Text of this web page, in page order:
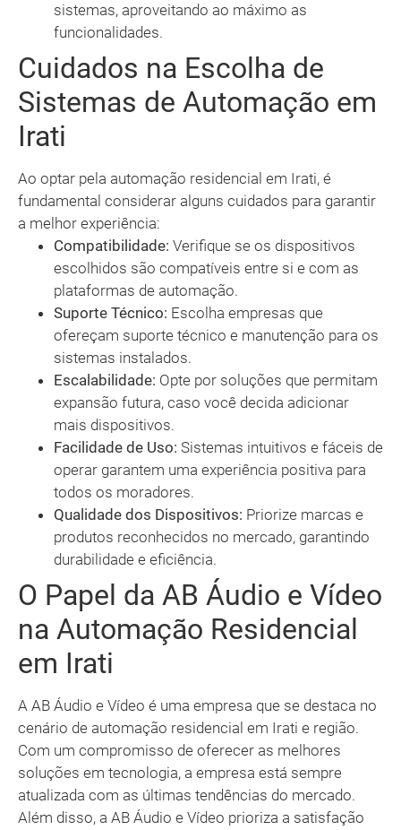
sistemas, aproveitando ao máximo as
funcionalidades.
Cuidados na Escolha de
Sistemas de Automação em
Irati
Ao optar pela automação residencial em Irati, é
fundamental considerar alguns cuidados para garantir
a melhor experiência:
Compatibilidade: Verifique se os dispositivos
escolhidos são compatíveis entre si e com as
plataformas de automação.
Suporte Técnico: Escolha empresas que
ofereçam suporte técnico e manutenção para os
sistemas instalados.
Escalabilidade: Opte por soluções que permitam
expansão futura, caso você decida adicionar
mais dispositivos.
Facilidade de Uso: Sistemas intuitivos e fáceis de
operar garantem uma experiência positiva para
todos os moradores.
Qualidade dos Dispositivos: Priorize marcas e
produtos reconhecidos no mercado, garantindo
durabilidade e eficiência.
O Papel da AB Áudio e Vídeo
na Automação Residencial
em Irati
A AB Áudio e Vídeo é uma empresa que se destaca no
cenário de automação residencial em Irati e região.
Com um compromisso de oferecer as melhores
soluções em tecnologia, a empresa está sempre
atualizada com as últimas tendências do mercado.
Além disso, a AB Áudio e Vídeo prioriza a satisfação